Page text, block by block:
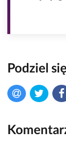
Podziel się